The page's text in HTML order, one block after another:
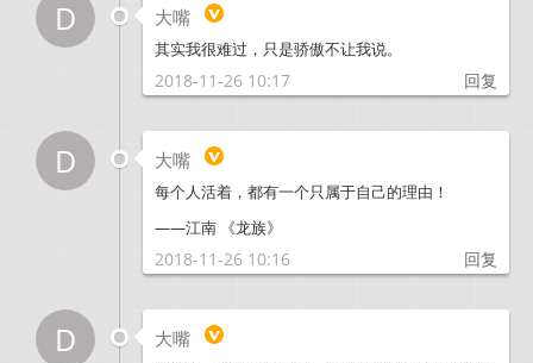
D 大嘴
其实我很难过，只是骄傲不让我说。
2018-11-26 10:17 回复
D 大嘴
每个人活着，都有一个只属于自己的理由！
——江南 《龙族》
2018-11-26 10:16 回复
D 大嘴